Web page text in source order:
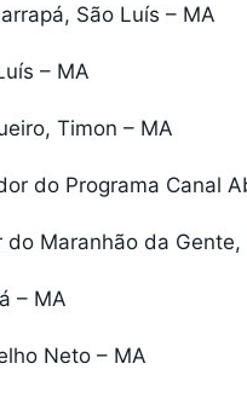
São Luís – MA
– MA
Timon – MA
do Programa Canal
Maranhão da Gente,
– MA
Neto – MA